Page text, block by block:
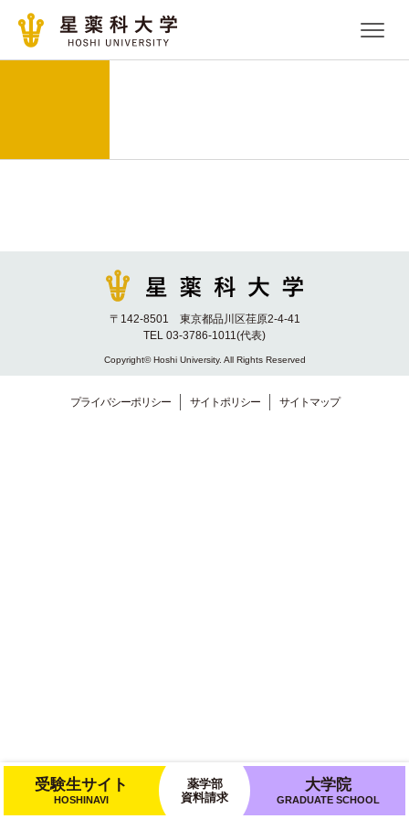
〒142-8501 東京都品川区荏原2-4-41
TEL 03-3786-1011(代表)
Copyright© Hoshi University. All Rights Reserved
プライバシーポリシー サイトポリシー サイトマップ
受験生サイト
HOSHINAVI
薬学部
資料請求
大学院
GRADUATE SCHOOL